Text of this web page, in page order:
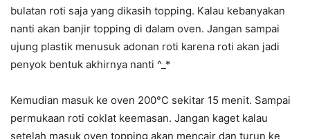
bulatan roti saja yang dikasih topping. Kalau kebanyakan
nanti akan banjir topping di dalam oven. Jangan sampai
ujung plastik menusuk adonan roti karena roti akan jadi
penyok bentuk akhirnya nanti ^_*
Kemudian masuk ke oven 200°C sekitar 15 menit. Sampai
permukaan roti coklat keemasan. Jangan kaget kalau
setelah masuk oven topping akan mencair dan turun ke